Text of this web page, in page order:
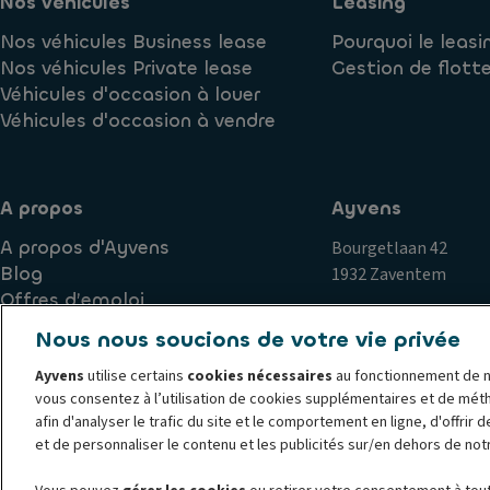
Nos véhicules Business lease
Nos véhicules Private lease
Véhicules d'occasion à louer
Véhicules d'occasion à vendre
Pourquoi le
Gestion de flotte
A propos
A propos d'Ayvens
Blog
Offres d’emploi
Ayvens
Bourgetlaan 42
1932 Zaventem
Politique de cookies Politique de confidentialité
Plaintes
Corporate Société Générale Documents
© 2026 Ayvens est l'un des principaux acteurs mondiaux de la mobilité
solutions de leasing complet, d'abonnement flexibles, de gestion de
Nous nous soucions de votre vie privée
Ayvens utilise certains cookies nécessaires au fonctionnement de
vous consentez à l’utilisation de cookies supplémentaires et de
afin d'analyser le trafic du site et le comportement en ligne, d'offrir
et de personnaliser le contenu et les publicités sur/en dehors de